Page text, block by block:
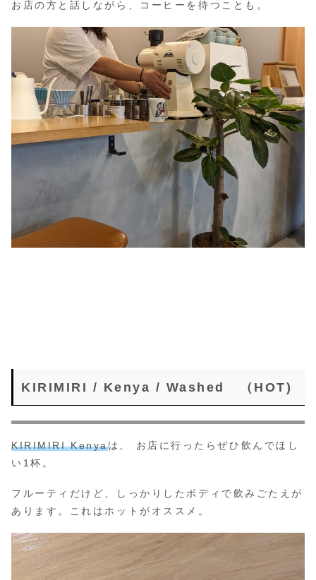
お店の方と話しながら、コーヒーを待つことも。
KIRIMIRI / Kenya / Washed （HOT)
KIRIMIRI Kenyaは、 お店に行ったらぜひ飲んでほし
い1杯。
フルーティだけど、しっかりしたボディで飲みごたえが
あります。これはホットがオススメ。